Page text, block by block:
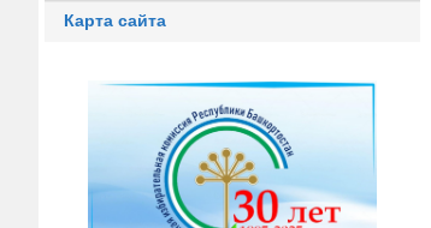
Карта сайта